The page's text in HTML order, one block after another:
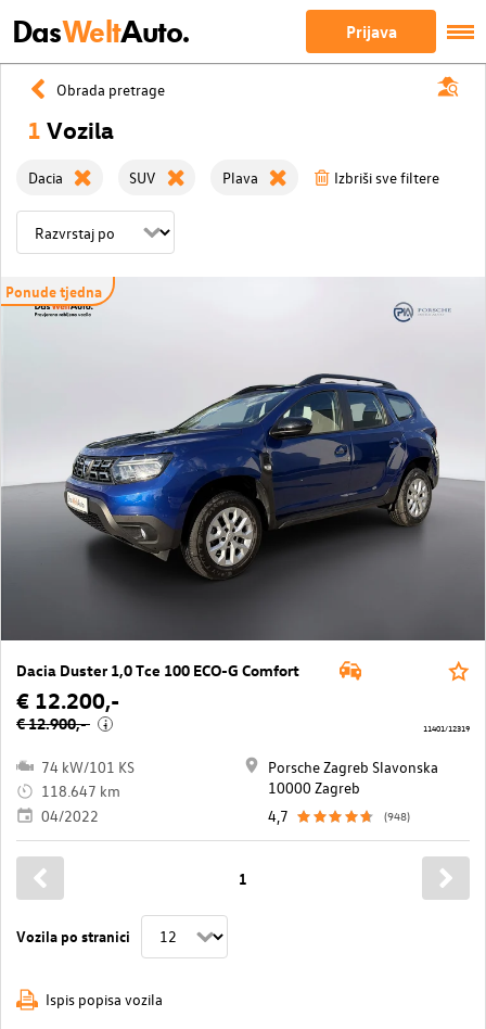
DasWeltAuto. Prijava
Obrada pretrage
1 Vozila
Dacia SUV Plava Izbriši sve filtere
Ponude tjedna
Dacia Duster 1,0 Tce 100 ECO-G Comfort
€ 12.200,-
€ 12.900,- i
74 kW/101 KS
118.647 km
04/2022
Porsche Zagreb Slavonska
10000 Zagreb
4,7
(948)
11401/12319
Vozila po stranici
1
Ispis popisa vozila